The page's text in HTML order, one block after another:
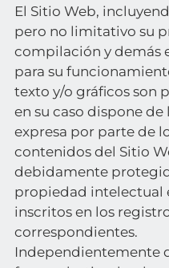
El Sitio Web,
pero no limitativo su
compilación y demás
para su
texto y/o gráficos son
en su caso dispone
expresa por parte de
contenidos del Sitio
debidamente
propiedad intelectual
inscritos en los
correspondientes.
Independientemente